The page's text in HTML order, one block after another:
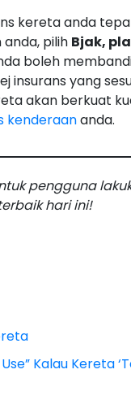
kereta anda
pilih Bjak,
boleh
insurans yang
akan berkuat
kenderaananda.
pengguna
hari ini!
Kalau Kereta